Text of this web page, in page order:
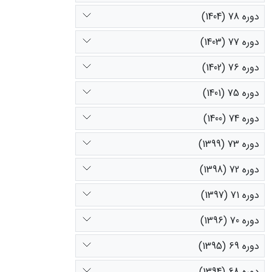
دوره 78 (1404)
دوره 77 (1403)
دوره 76 (1402)
دوره 75 (1401)
دوره 74 (1400)
دوره 73 (1399)
دوره 72 (1398)
دوره 71 (1397)
دوره 70 (1396)
دوره 69 (1395)